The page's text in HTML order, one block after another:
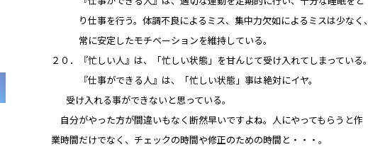
り仕事を行う。体調不良によるミス、集中力欠如によるミスは少なく、
常に安定したモチベーションを維持している。
２０．『忙しい人』は、「忙しい状態」を甘んじて受け入れてしまっている。
『仕事ができる人』は、「忙しい状態」事は絶対にイヤ。
受け入れる事ができないと思っている。
自分がやった方が間違いもなく断然早いですよね。人にやってもらうと作
業時間だけでなく、チェックの時間や修正のための時間と・・・。